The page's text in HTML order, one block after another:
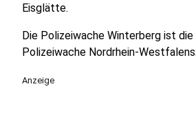
Eisglätte.
Die Polizeiwache Winterberg ist
Polizeiwache Nordrhein-Westfalens.
Anzeige